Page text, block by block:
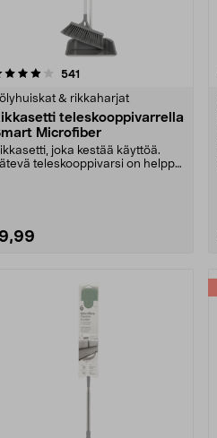
541
& rikkaharjat
teleskooppivarrella
Microfiber
joka kestää käyttöä.
teleskooppivarsi on helppo
4.0 viidestä